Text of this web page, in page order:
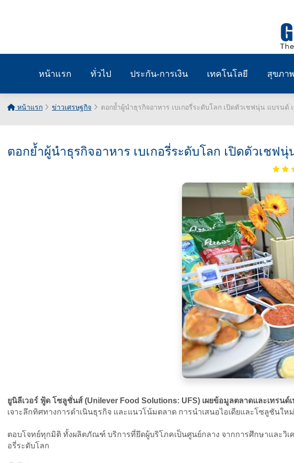
หน้าแรก ทั่วไป ประกัน-การเงิน เทคโนโลยี สุขภา
หน้าแรก ข่าวเศรษฐกิจ ตอกย้ำผู้นำธุรกิจอาหาร เบเกอรี่ระดับโลก เปิดตัวเชฟนุ่น แบรนด์
ตอกย้ำผู้นำธุรกิจอาหาร เบเกอรี่ระดับโลก เปิดตัวเชฟ
ยูนิลีเวอร์ ฟู้ด โซลูชั่นส์ (Unilever Food Solutions: UFS) เผยข้อมูลตลาดและเทรนด์
เจาะลึกทิศทางการดำเนินธุรกิจ และแนวโน้มตลาด การนำเสนอไอเดียและโซลูชันให
ตอบโจทย์ทุกมิติ ทั้งผลิตภัณฑ์ บริการที่ยึดผู้บริโภคเป็นศูนย์กลาง จากการศึกษาและวิเ
อรี่ระดับโลก